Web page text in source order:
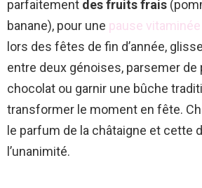
parfaitement des fruits frais
banane), pour une pause vitaminée
lors des fêtes de fin d’année,
entre deux génoises, parsemer de
chocolat ou garnir une bûche
transformer le moment en fête.
le parfum de la châtaigne et cette
l’unanimité.